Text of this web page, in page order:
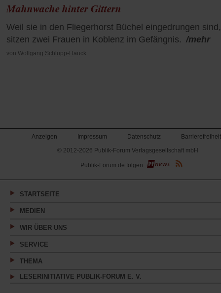
Mahnwache hinter Gittern
Weil sie in den Fliegerhorst Büchel eingedrungen sind,
sitzen zwei Frauen in Koblenz im Gefängnis. /mehr
von Wolfgang Schlupp-Hauck
Anzeigen Impressum Datenschutz
Barrierefreiheit
© 2012-2026 Publik-Forum Verlagsgesellschaft mbH
(Öffnet
in
neuen
Publik-Forum.de folgen:
STARTSEITE
MEDIEN
WIR ÜBER UNS
SERVICE
THEMA
LESERINITIATIVE PUBLIK-FORUM E. V.